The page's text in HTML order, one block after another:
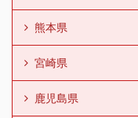
熊本県
宮崎県
鹿児島県